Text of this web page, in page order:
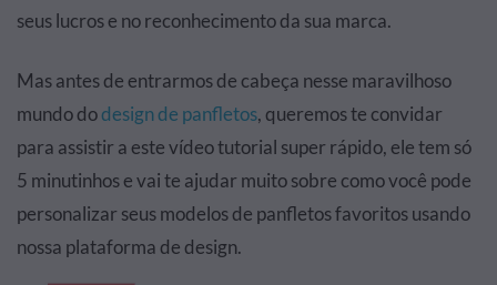
seus lucros e no reconhecimento da sua marca.
Mas antes de entrarmos de cabeça nesse maravilhoso
mundo dodesign de panfletos, queremos te convidar
para assistir a este vídeo tutorial super rápido, ele tem só
5 minutinhos e vai te ajudar muito sobre como você pode
personalizar seus modelos de panfletos favoritos usando
nossa plataforma de design.